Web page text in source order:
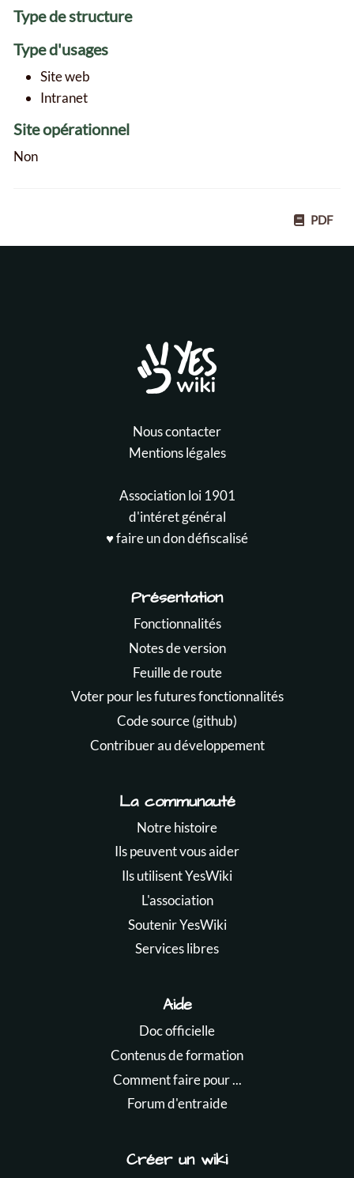
Type de structure
Type d'usages
Site web
Intranet
Site opérationnel
Non
PDF
Nous contacter
Mentions légales
Association loi 1901
d'intéret général
♥️ faire un don défiscalisé
Présentation
Fonctionnalités
Notes de version
Feuille de route
Voter pour les futures fonctionnalités
Code source (github)
Contribuer au développement
La communauté
Notre histoire
Ils peuvent vous aider
Ils utilisent YesWiki
L'association
Soutenir YesWiki
Services libres
Aide
Doc officielle
Contenus de formation
Comment faire pour ...
Forum d'entraide
Créer un wiki